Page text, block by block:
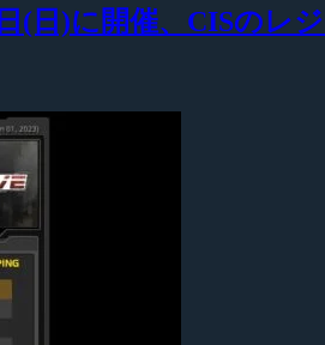
(日)に開催、CISのレ